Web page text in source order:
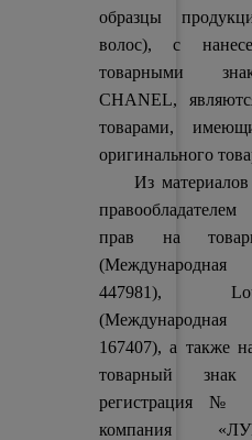
образцы
волос), с
товарными
CHANEL,
товарами,
оригинального
Из материалов
прав на
447981),
167407), а также
товарный знак
регистрация №
компания